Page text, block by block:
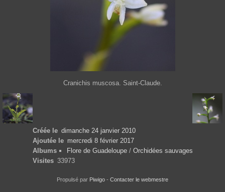
Cranichis muscosa. Saint-Claude.
Créée le dimanche 24 janvier 2010
Ajoutée le mercredi 8 février 2017
Albums
Flore de Guadeloupe/ Orchidées sauvages
Visites 33973
Propulsé par Piwigo - Contacter le webmestre